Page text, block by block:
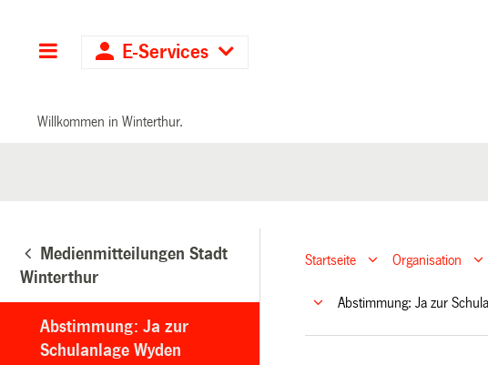
Hauptnavigation
E-Services
Willkommen in Winterthur.
Medienmitteilungen Stadt
Winterthur
Abstimmung: Ja zur
Schulanlage Wyden
Startseite Organisation
Abstimmung: Ja zur